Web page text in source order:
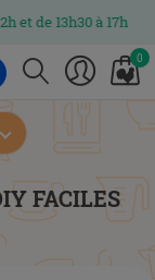
à 17h
0
FACILES